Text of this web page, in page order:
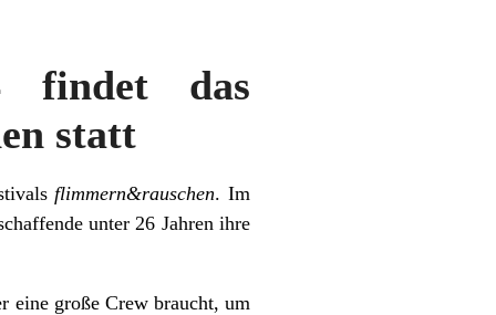
findet das
statt
flimmern&rauschen. Im
unter 26 Jahren ihre
eine große Crew braucht, um